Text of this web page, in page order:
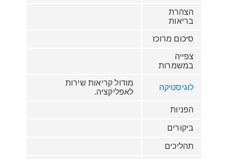
הצהרת
בריאות
סיכום מרוכז
צפייה
במשמרות
לוגיסטיקה
מודול קריאות שירות
לאפליקציה.
הפניות
ביקורים
תהליכים